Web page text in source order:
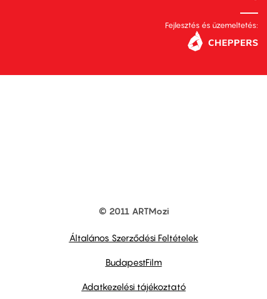
Fejlesztés és üzemeltetés:
© 2011 ARTMozi
Általános Szerződési Feltételek
BudapestFilm
Adatkezelési tájékoztató